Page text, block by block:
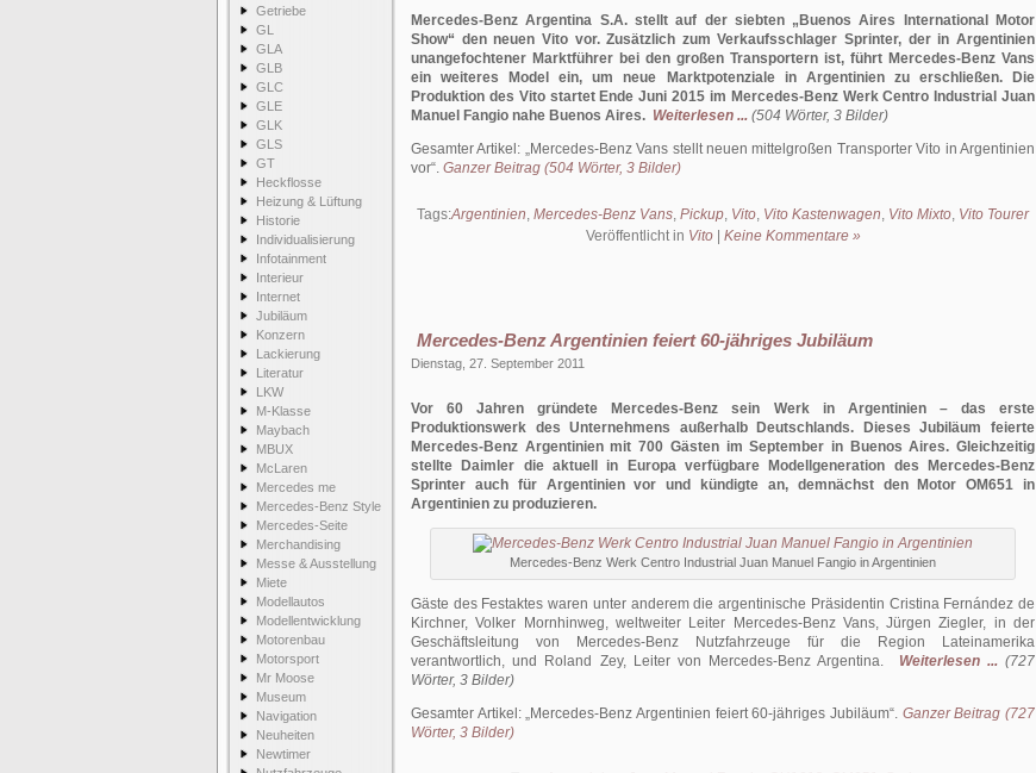
Getriebe
GL
GLA
GLB
GLC
GLE
GLK
GLS
GT
Heckflosse
Heizung & Lüftung
Historie
Individualisierung
Infotainment
Interieur
Internet
Jubiläum
Konzern
Lackierung
Literatur
LKW
M-Klasse
Maybach
MBUX
McLaren
Mercedes me
Mercedes-Benz Style
Mercedes-Seite
Merchandising
Messe & Ausstellung
Miete
Modellautos
Modellentwicklung
Motorenbau
Motorsport
Mr Moose
Museum
Navigation
Neuheiten
Newtimer
Mercedes-Benz Argentina S.A. stellt auf der siebten „Buenos Aires International Motor
Show“ den neuen Vito vor. Zusätzlich zum Verkaufsschlager Sprinter, der in Argentinien
unangefochtener Marktführer bei den großen Transportern ist, führt Mercedes-Benz Vans
ein weiteres Model ein, um neue Marktpotenziale in Argentinien zu erschließen. Die
Produktion des Vito startet Ende Juni 2015 im Mercedes-Benz Werk Centro Industrial Juan
Manuel Fangio nahe Buenos Aires. Weiterlesen ... (504 Wörter, 3 Bilder)
Gesamter Artikel: Mercedes-Benz Vans stellt neuen mittelgroßen Transporter Vito in Argentinien
vor . Ganzer Beitrag (504 Wörter, 3 Bilder)
Tags:Argentinien, Mercedes-Benz Vans, Pickup, Vito, Vito Kastenwagen, Vito Mixto, Vito Tourer
Veröffentlicht in Vito| Keine Kommentare »
Mercedes-Benz Argentinien feiert 60-jähriges Jubiläum
Dienstag, 27. September 2011
Vor 60 Jahren gründete Mercedes-Benz sein Werk in Argentinien – das erste
Produktionswerk des Unternehmens außerhalb Deutschlands. Dieses Jubiläum feierte
Mercedes-Benz Argentinien mit 700 Gästen im September in Buenos Aires. Gleichzeitig
stellte Daimler die aktuell in Europa verfügbare Modellgeneration des Mercedes-Benz
Sprinter auch für Argentinien vor und kündigte an, demnächst den Motor OM651 in
Argentinien zu produzieren.
Mercedes-Benz Werk Centro Industrial Juan Manuel Fangio in Argentinien
Gäste des Festaktes waren unter anderem die argentinische Präsidentin Cristina Fernández de
Kirchner, Volker Mornhinweg, weltweiter Leiter Mercedes-Benz Vans, Jürgen Ziegler, in der
Geschäftsleitung von Mercedes-Benz Nutzfahrzeuge für die Region Lateinamerika
verantwortlich, und Roland Zey, Leiter von Mercedes-Benz Argentina.
Weiterlesen ... (727
Wörter, 3 Bilder)
Gesamter Artikel: Mercedes-Benz Argentinien feiert 60-jähriges Jubiläum . Ganzer Beitrag (727
Wörter, 3 Bilder)